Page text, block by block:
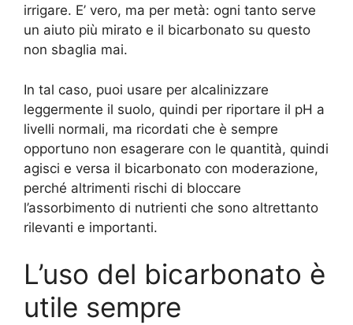
irrigare. E’ vero, ma per metà: ogni tanto serve
un aiuto più mirato e il bicarbonato su questo
non sbaglia mai.
In tal caso, puoi usare per alcalinizzare
leggermente il suolo, quindi per riportare il pH a
livelli normali, ma ricordati che è sempre
opportuno non esagerare con le quantità, quindi
agisci e versa il bicarbonato con moderazione,
perché altrimenti rischi di bloccare
l’assorbimento di nutrienti che sono altrettanto
rilevanti e importanti.
L’uso del bicarbonato è
utile sempre